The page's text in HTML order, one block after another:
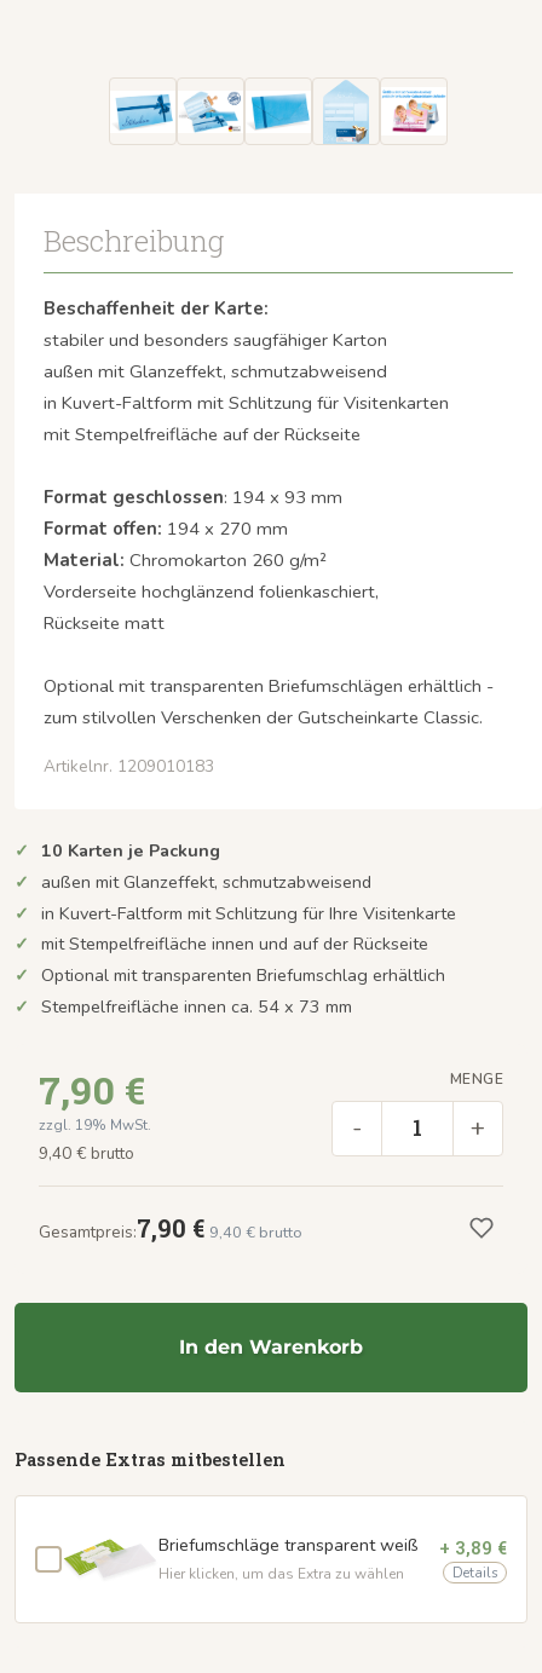
Beschreibung
Beschaffenheit der Karte:
stabiler und besonders saugfähiger Karton
außen mit Glanzeffekt, schmutzabweisend
in Kuvert-Faltform mit Schlitzung für Visitenkarten
mit Stempelfreifläche auf der Rückseite
Format geschlossen: 194 x 93 mm
Format offen: 194 x 270 mm
Material: Chromokarton 260 g/m²
Vorderseite hochglänzend folienkaschiert,
Rückseite matt
Optional mit transparenten Briefumschlägen erhältlich -
zum stilvollen Verschenken der Gutscheinkarte Classic.
Artikelnr. 1209010183
10 Karten je Packung
außen mit Glanzeffekt, schmutzabweisend
in Kuvert-Faltform mit Schlitzung für Ihre Visitenkarte
mit Stempelfreifläche innen und auf der Rückseite
Optional mit transparenten Briefumschlag erhältlich
Stempelfreifläche innen ca. 54 x 73 mm
7,90 €
zzgl. 19% MwSt.
9,40 € brutto
MENGE
- +
Gesamtpreis:7,90 € 9,40 € brutto
In den Warenkorb
Passende Extras mitbestellen
Briefumschläge transparent weiß
Hier klicken, um das Extra zu wählen
+ 3,89 €
Details